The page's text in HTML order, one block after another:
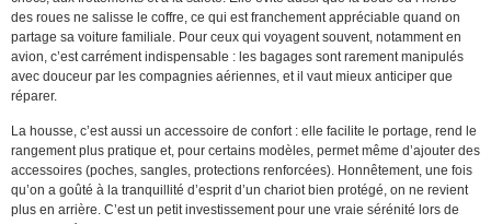
des roues ne salisse le coffre, ce qui est franchement appréciable quand on
partage sa voiture familiale. Pour ceux qui voyagent souvent, notamment en
avion, c’est carrément indispensable : les bagages sont rarement manipulés
avec douceur par les compagnies aériennes, et il vaut mieux anticiper que
réparer.
La housse, c’est aussi un accessoire de confort : elle facilite le portage, rend le
rangement plus pratique et, pour certains modèles, permet même d’ajouter des
accessoires (poches, sangles, protections renforcées). Honnêtement, une fois
qu’on a goûté à la tranquillité d’esprit d’un chariot bien protégé, on ne revient
plus en arrière. C’est un petit investissement pour une vraie sérénité lors de